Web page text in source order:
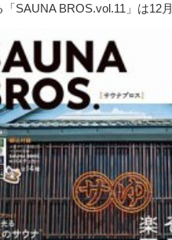
SAUNA BROS.vol.11」は12